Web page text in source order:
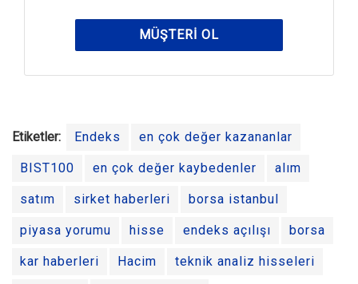
MÜŞTERI OL
Etiketler: Endeks en çok değer kazananlar
BIST100 en çok değer kaybedenler alım
satım sirket haberleri borsa istanbul
piyasa yorumu hisse endeks açılışı borsa
kar haberleri Hacim teknik analiz hisseleri